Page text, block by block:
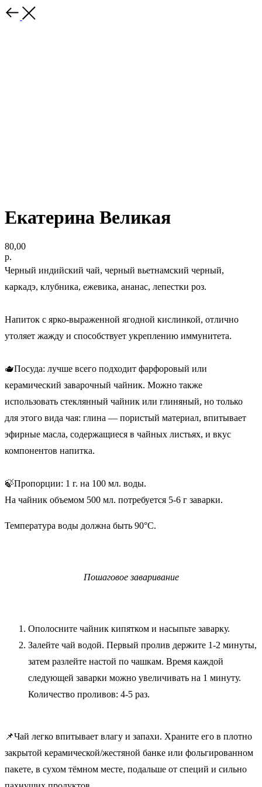
Екатерина Великая
80,00
р.
Черный индийский чай, черный вьетнамский черный,
каркадэ, клубника, ежевика, ананас, лепестки роз.
Напиток с ярко-выраженной ягодной кислинкой, отлично
утоляет жажду и способствует укреплению иммунитета.
🫖Посуда: лучше всего подходит фарфоровый или
керамический заварочный чайник. Можно также
использовать стеклянный чайник или глиняный, но только
для этого вида чая: глина — пористый материал, впитывает
эфирные масла, содержащиеся в чайных листьях, и вкус
компонентов напитка.
🍃Пропорции: 1 г. на 100 мл. воды.
На чайник объемом 500 мл. потребуется 5-6 г заварки.
Температура воды должна быть 90°C.
Пошаговое заваривание
Ополосните чайник кипятком и насыпьте заварку.
Залейте чай водой. Первый пролив держите 1-2 минуты,
затем разлейте настой по чашкам. Время каждой
следующей заварки можно увеличивать на 1 минуту.
Количество проливов: 4-5 раз.
📌Чай легко впитывает влагу и запахи. Храните его в плотно
закрытой керамической/жестяной банке или фольгированном
пакете, в сухом тёмном месте, подальше от специй и сильно